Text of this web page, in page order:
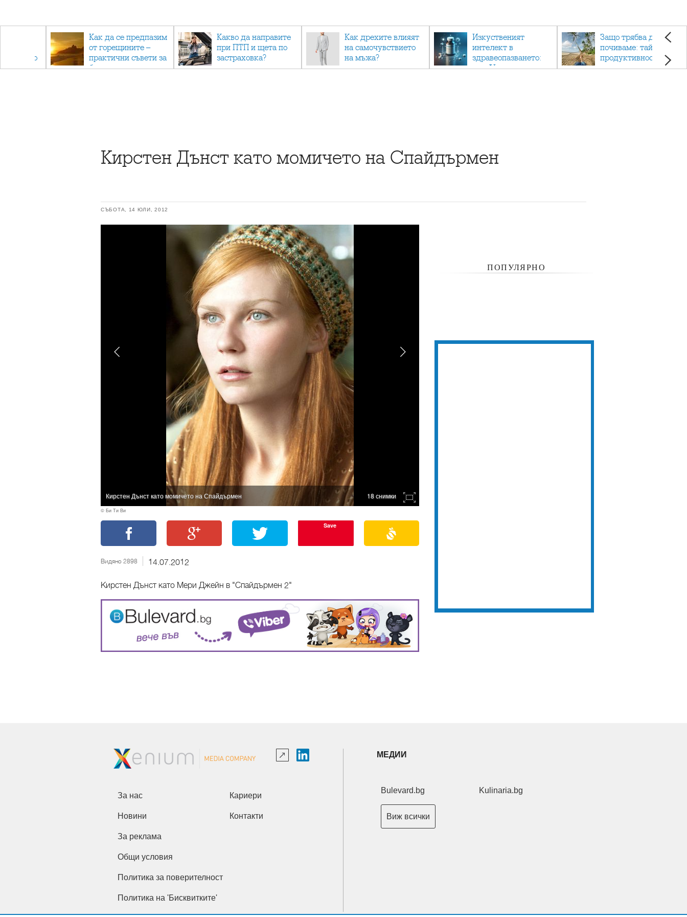
отново
Как да се предпазим
от горещините –
практични съвети за
безопасно лято
Какво да направите
при ПТП и щета по
застраховка?
Как дрехите влияят
на самочувствието
на мъжа?
Изкуственият
интелект в
здравеопазването:
как AI променя
Защо трябва да си
почиваме: тайната на
продуктивността,
здравето и добрия
Кирстен Дънст като момичето на Спайдърмен
СЪБОТА, 14 ЮЛИ, 2012
Кирстен Дънст като момичето на Спайдърмен 18 снимки
© Би Ти Ви
Save
Видяно 2898 14.07.2012
Кирстен Дънст като Мери Джейн в "Спайдърмен 2"
ПОПУЛЯРНО
За нас Кариери
Новини Контакти
За реклама
Общи условия
Политика за поверителност
Политика на 'Бисквитките'
МЕДИИ
Bulevard.bg Kulinaria.bg
Виж всички